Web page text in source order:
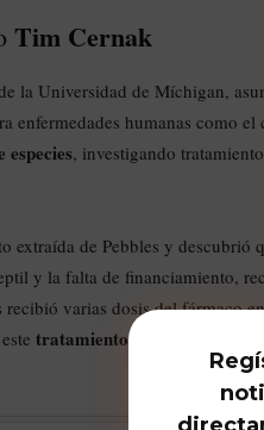
Tim Cernak
la Universidad de Míchigan,
humanas como
especies, investigando
de Pebbles y descubrió
y la falta de financiamiento,
varias dosis del fármaco
tratamiento experimental